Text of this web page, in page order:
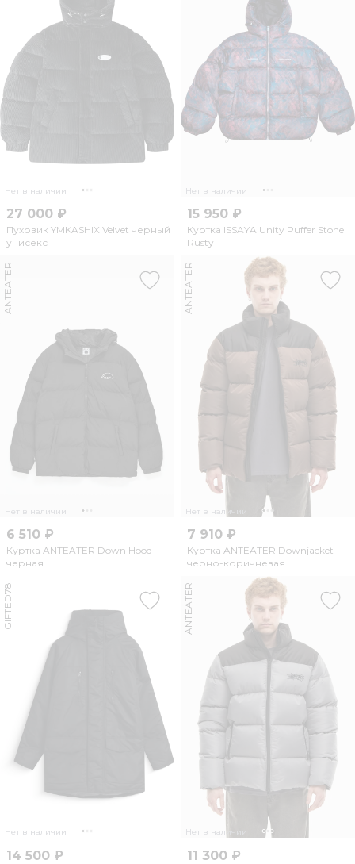
Нет в наличии
27 000 ₽
Пуховик YMKASHIX Velvet черный
унисекс
Нет в наличии
15 950 ₽
Куртка ISSAYA Unity Puffer Stone
Rusty
Нет в наличии
ANTEATER
6 510 ₽
Куртка ANTEATER Down Hood
черная
Нет в наличии
ANTEATER
7 910 ₽
Куртка ANTEATER Downjacket
черно-коричневая
Нет в наличии
GIFTED78
14 500 ₽
Нет в наличии
ANTEATER
11 300 ₽